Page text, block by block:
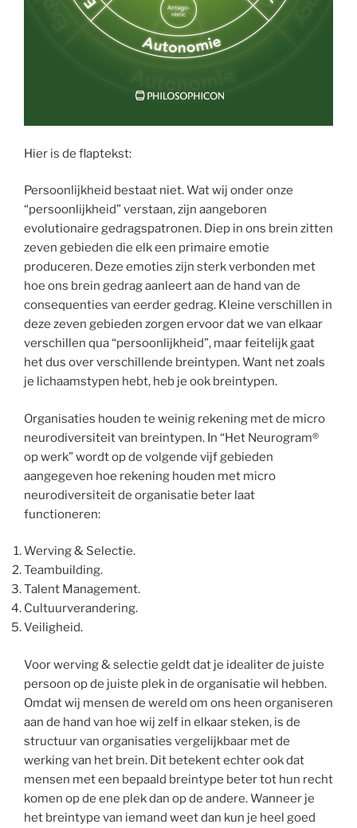
Hier is de flaptekst:
Persoonlijkheid bestaat niet. Wat wij onder onze
“persoonlijkheid” verstaan, zijn aangeboren
evolutionaire gedragspatronen. Diep in ons brein zitten
zeven gebieden die elk een primaire emotie
produceren. Deze emoties zijn sterk verbonden met
hoe ons brein gedrag aanleert aan de hand van de
consequenties van eerder gedrag. Kleine verschillen in
deze zeven gebieden zorgen ervoor dat we van elkaar
verschillen qua “persoonlijkheid”, maar feitelijk gaat
het dus over verschillende breintypen. Want net zoals
je lichaamstypen hebt, heb je ook breintypen.
Organisaties houden te weinig rekening met de micro
neurodiversiteit van breintypen. In “Het Neurogram®
op werk” wordt op de volgende vijf gebieden
aangegeven hoe rekening houden met micro
neurodiversiteit de organisatie beter laat
functioneren:
Werving & Selectie.
Teambuilding.
Talent Management.
Cultuurverandering.
Veiligheid.
Voor werving & selectie geldt dat je idealiter de juiste
persoon op de juiste plek in de organisatie wil hebben.
Omdat wij mensen de wereld om ons heen organiseren
aan de hand van hoe wij zelf in elkaar steken, is de
structuur van organisaties vergelijkbaar met de
werking van het brein. Dit betekent echter ook dat
mensen met een bepaald breintype beter tot hun recht
komen op de ene plek dan op de andere. Wanneer je
het breintype van iemand weet dan kun je heel goed